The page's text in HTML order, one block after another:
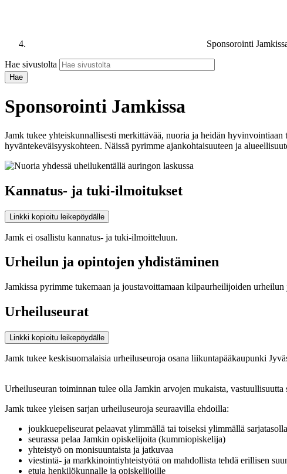
Sponsorointi
Hae sivustolta
Sponsorointi Jamkissa
Jamk tukee yhteiskunnallisesti merkittävää, nuoria ja heidän
hyväntekeväisyyskohteen. Näissä pyrimme ajankohtaisuuteen ja
Kannatus- ja tuki-ilmoitukset
Linkki kopioitu leikepöydälle
Jamk ei osallistu kannatus- ja tuki-ilmoitteluun.
Urheilun ja opintojen yhdistäminen
Jamkissa pyrimme tukemaan ja joustavoittamaan kilpaurheilijoiden
Urheiluseurat
Linkki kopioitu leikepöydälle
Jamk tukee keskisuomalaisia urheiluseuroja osana liikuntapääkaupunki
Urheiluseuran toiminnan tulee olla Jamkin arvojen mukaista,
Jamk tukee yleisen sarjan urheiluseuroja seuraavilla ehdoilla:
joukkuepeliseurat pelaavat ylimmällä tai toiseksi ylimmällä
seurassa pelaa Jamkin opiskelijoita (kummiopiskelija)
yhteistyö on monisuuntaista ja jatkuvaa
viestintä- ja markkinointiyhteistyötä on mahdollista tehdä erillisen
etuja henkilökunnalle ja opiskelijoille